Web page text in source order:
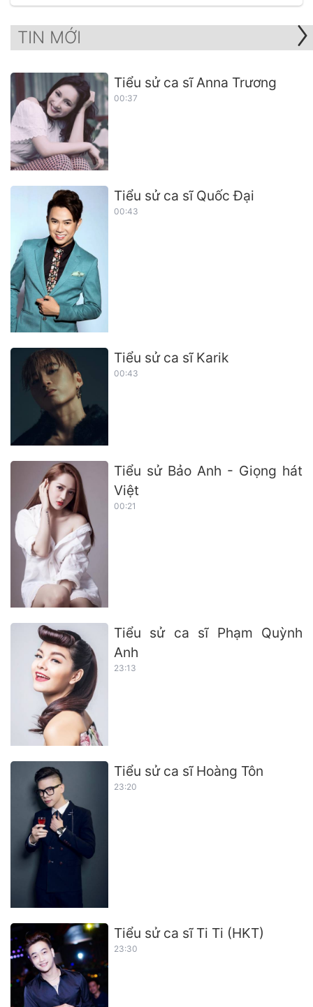
TIN MỚI
Tiểu sử ca sĩ Anna Trương
00:37
Tiểu sử ca sĩ Quốc Đại
00:43
Tiểu sử ca sĩ Karik
00:43
Tiểu sử Bảo Anh - Giọng hát
Việt
00:21
Tiểu sử ca sĩ Phạm Quỳnh
Anh
23:13
Tiểu sử ca sĩ Hoàng Tôn
23:20
Tiểu sử ca sĩ Ti Ti (HKT)
23:30